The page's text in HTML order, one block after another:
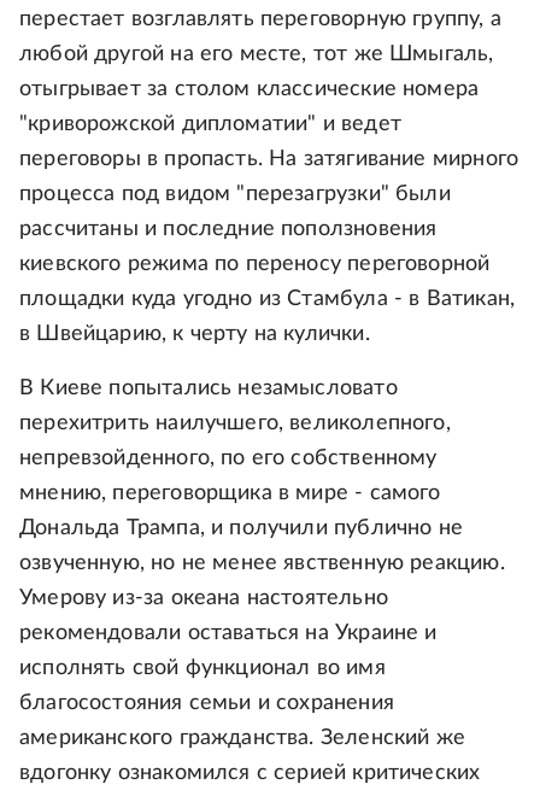
перестает возглавлять переговорную группу, а
любой другой на его месте, тот же Шмыгаль,
отыгрывает за столом классические номера
"криворожской дипломатии" и ведет
переговоры в пропасть. На затягивание мирного
процесса под видом "перезагрузки" были
рассчитаны и последние поползновения
киевского режима по переносу переговорной
площадки куда угодно из Стамбула - в Ватикан,
в Швейцарию, к черту на кулички.
В Киеве попытались незамысловато
перехитрить наилучшего, великолепного,
непревзойденного, по его собственному
мнению, переговорщика в мире - самого
Дональда Трампа, и получили публично не
озвученную, но не менее явственную реакцию.
Умерову из-за океана настоятельно
рекомендовали оставаться на Украине и
исполнять свой функционал во имя
благосостояния семьи и сохранения
американского гражданства. Зеленский же
вдогонку ознакомился с серией критических